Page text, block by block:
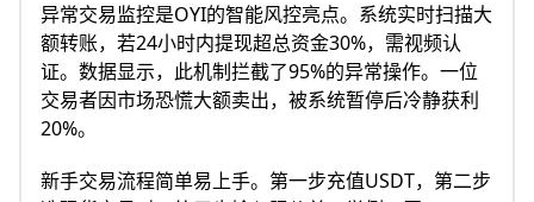
异常交易监控是OYI的智能风控亮点。系统实时扫描大
额转账，若24小时内提现超总资金30%，需视频认
证。数据显示，此机制拦截了95%的异常操作。一位
交易者因市场恐慌大额卖出，被系统暂停后冷静获利
20%。​
新手交易流程简单易上手。第一步充值USDT，第二步